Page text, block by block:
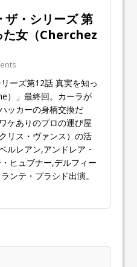
ザ・シリーズ 第
た女（Cherchez
ーズ第12話 真実を知っ
）」最終回。カーラが
ッカーの身柄交換だ
ケありのプロの運び屋
リス・ヴァンス）の活
ルレアン,アンドレア・
ヒュブナー,デルフィー
ンテ・プラシド出演。